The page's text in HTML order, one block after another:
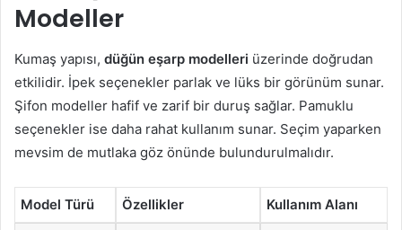
Modeller
Kumaş yapısı, düğün eşarp modelleri üzerinde doğrudan
etkilidir. İpek seçenekler parlak ve lüks bir görünüm sunar.
Şifon modeller hafif ve zarif bir duruş sağlar. Pamuklu
seçenekler ise daha rahat kullanım sunar. Seçim yaparken
mevsim de mutlaka göz önünde bulundurulmalıdır.
Model Türü Özellikler Kullanım Alanı